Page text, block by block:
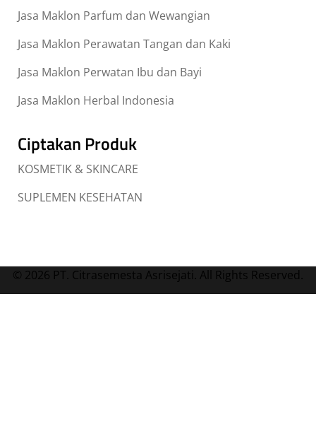
Jasa Maklon Parfum dan Wewangian
Jasa Maklon Perawatan Tangan dan Kaki
Jasa Maklon Perwatan Ibu dan Bayi
Jasa Maklon Herbal Indonesia
Ciptakan Produk
KOSMETIK & SKINCARE
SUPLEMEN KESEHATAN
© 2026 PT. Citrasemesta Asrisejati. All Rights Reserved.